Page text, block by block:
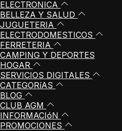
ELECTRONICA
BELLEZA Y SALUD
JUGUETERIA
ELECTRODOMESTICOS
FERRETERIA
CAMPING Y DEPORTES
HOGAR
SERVICIOS DIGITALES
CATEGORíAS
BLOG
CLUB AGM
INFORMACIóN
PROMOCIONES